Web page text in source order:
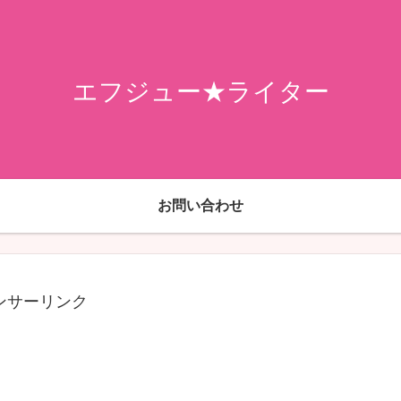
エフジュー★ライター
お問い合わせ
サーリンク